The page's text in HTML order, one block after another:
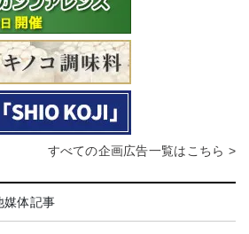
すべての企画広告一覧はこちら >
媒体記事